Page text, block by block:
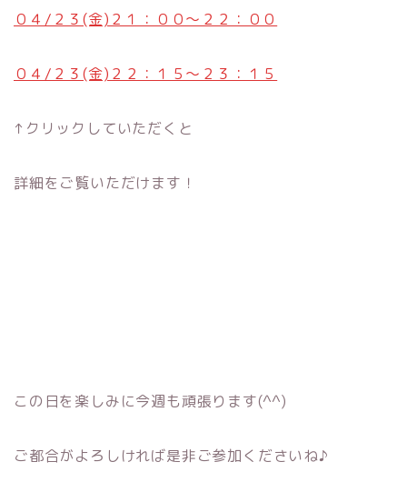
０４/２３(金)２１：００〜２２：００
０４/２３(金)２２：１５〜２３：１５
↑クリックしていただくと
詳細をご覧いただけます！
この日を楽しみに今週も頑張ります(^^)
ご都合がよろしければ是非ご参加くださいね♪